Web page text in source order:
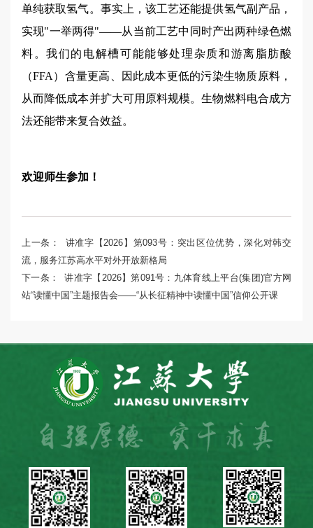
单纯获取氢气。事实上，该工艺还能提供氢气副产品，
实现"一举两得"——从当前工艺中同时产出两种绿色燃
料。我们的电解槽可能能够处理杂质和游离脂肪酸
（FFA）含量更高、因此成本更低的污染生物质原料，
从而降低成本并扩大可用原料规模。生物燃料电合成方
法还能带来复合效益。
欢迎师生参加！
上一条：
讲准字【2026】第093号：突出区位优势，深化对韩交
流，服务江苏高水平对外开放新格局
下一条：
讲准字【2026】第091号：九体育线上平台(集团)官方网
站“读懂中国”主题报告会——“从长征精神中读懂中国”信仰公开课